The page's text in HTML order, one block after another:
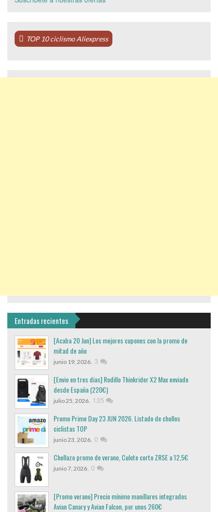
TOP 10 ciclismo Aliexpress
Entradas recientes
[Acaba 20 Jun] Los mejores cupones con la promo de
mitad de año
junio 19, 2026, 3
[Envio en tres dias] Rodillo Thinkrider X2 Max enviado
desde España (220€)
julio 25, 2026, 135
Promo Prime Day 23 JUN 2026. Listado de chollos
ciclistas TOP
junio 23, 2026, 0
Chollazo promo de verano, Culote corto ZRSE a 12,5€
junio 7, 2026, 0
[Promo verano] Precio mínimo manillares integrados
Avian Canary y Avian Falcon, por unos 260€